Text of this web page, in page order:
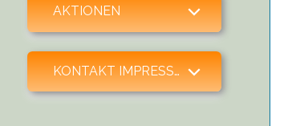
AKTIONEN expand child
KONTAKT IMPRESSUM SPENDEN expand child